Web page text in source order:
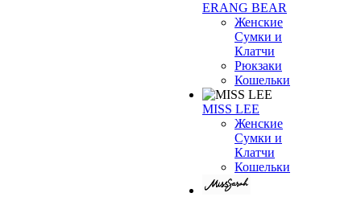
ERANG BEAR
Женские
Сумки и
Клатчи
Рюкзаки
Кошельки
MISS LEE
Женские
Сумки и
Клатчи
Кошельки